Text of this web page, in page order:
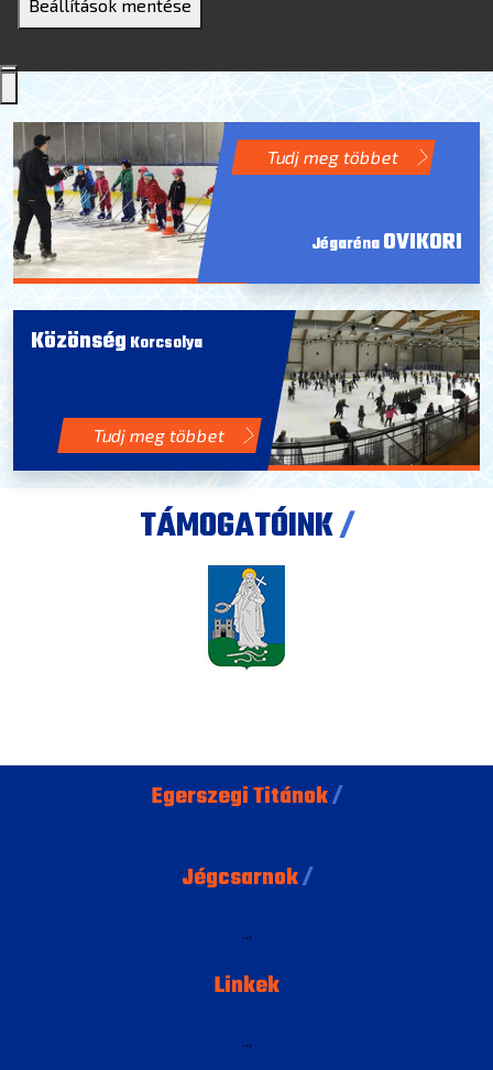
Beállítások mentése
Tudj meg többet
JégarénaOVIKORI
Közönség Korcsolya
Tudj meg többet
TÁMOGATÓINK/
Egerszegi Titánok/
Jégcsarnok/
...
Linkek
...